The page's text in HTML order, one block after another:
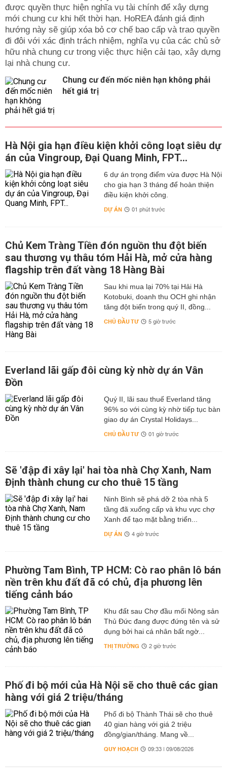
được quyền thực hiện nghĩa vụ tài chính để xây dựng
mới chung cư khi hết thời hạn. HoREA đánh giá định
hướng này sẽ giúp xóa bỏ cơ chế bao cấp và trao quyền
đi đôi với xác định trách nhiệm, nghĩa vụ của các chủ sở
hữu nhà chung cư trong việc thực hiện cải tạo, xây dựng
lại nhà chung cư.
Chung cư đến mốc niên hạn không phải
hết giá trị
Hà Nội gia hạn điều kiện khởi công loạt siêu dự
án của Vingroup, Đại Quang Minh, FPT...
6 dự án trọng điểm vừa được Hà Nội
cho gia hạn 3 tháng để hoàn thiện
điều kiện khởi công.
DỰ ÁN 01 phút trước
Chủ Kem Tràng Tiền đón nguồn thu đột biến
sau thương vụ thâu tóm Hải Hà, mở cửa hàng
flagship trên đất vàng 18 Hàng Bài
Sau khi mua lại 70% tại Hải Hà
Kotobuki, doanh thu OCH ghi nhận
tăng đột biến trong quý II, đồng...
CHỦ ĐẦU TƯ 5 giờ trước
Everland lãi gấp đôi cùng kỳ nhờ dự án Vân
Đồn
Quý II, lãi sau thuế Everland tăng
96% so với cùng kỳ nhờ tiếp tục bàn
giao dự án Crystal Holidays...
CHỦ ĐẦU TƯ 01 giờ trước
Sẽ 'đập đi xây lại' hai tòa nhà Chợ Xanh, Nam
Định thành chung cư cho thuê 15 tầng
Ninh Bình sẽ phá dỡ 2 tòa nhà 5
tầng đã xuống cấp và khu vực chợ
Xanh để tạo mặt bằng triển...
DỰ ÁN 4 giờ trước
Phường Tam Bình, TP HCM: Cò rao phân lô bán
nền trên khu đất đã có chủ, địa phương lên
tiếng cảnh báo
Khu đất sau Chợ đầu mối Nông sản
Thủ Đức đang được đứng tên và sử
dụng bởi hai cá nhân bất ngờ...
THỊ TRƯỜNG 2 giờ trước
Phố đi bộ mới của Hà Nội sẽ cho thuê các gian
hàng với giá 2 triệu/tháng
Phố đi bộ Thành Thái sẽ cho thuê
40 gian hàng với giá 2 triệu
đồng/gian/tháng. Mang về...
QUY HOẠCH 09:33 | 09/08/2026